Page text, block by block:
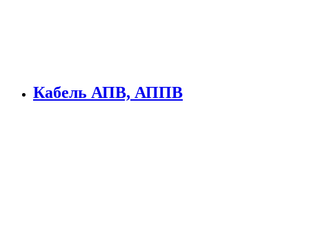
Кабель АПВ, АППВ